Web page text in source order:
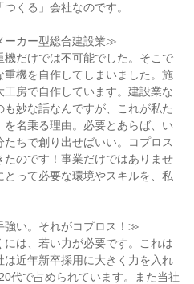
くる」会社なのです。
ーカー型総合建設業≫
だけでは不可能でした。そこで
機を自作してしまいました。施
房で自作しています。建設業な
妙な話なんですが、これが私た
名乗る理由。必要とあらば、い
ちで創り出せばいい。コプロス
のです！事業だけではありませ
って必要な環境やスキルを、私
強い。それがコプロス！≫
は、若い力が必要です。これは
近年新卒採用に大きく力を入れ
代で占められています。また当社